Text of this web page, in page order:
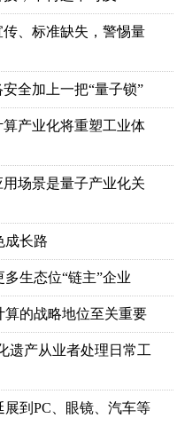
、标准缺失，警惕量
全加上一把“量子锁”
产业化将重塑工业体
场景是量子产业化关
成长路
生态位“链主”企业
的战略地位至关重要
遗产从业者处理日常工
到PC、眼镜、汽车等